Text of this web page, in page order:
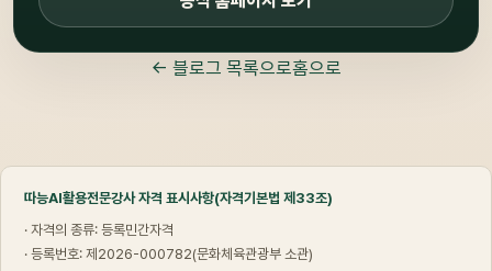
← 블로그 목록으로홈으로
따능AI활용전문강사 자격 표시사항(자격기본법 제33조)
· 자격의 종류: 등록민간자격
· 등록번호: 제2026-000782(문화체육관광부 소관)